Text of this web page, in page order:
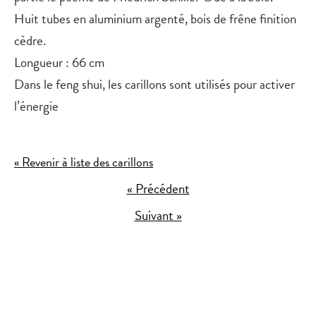
Huit tubes en aluminium argenté, bois de frêne finition
cèdre.
Longueur : 66 cm
Dans le feng shui, les carillons sont utilisés pour activer
l’énergie
« Revenir à liste des carillons
« Précédent
Suivant »